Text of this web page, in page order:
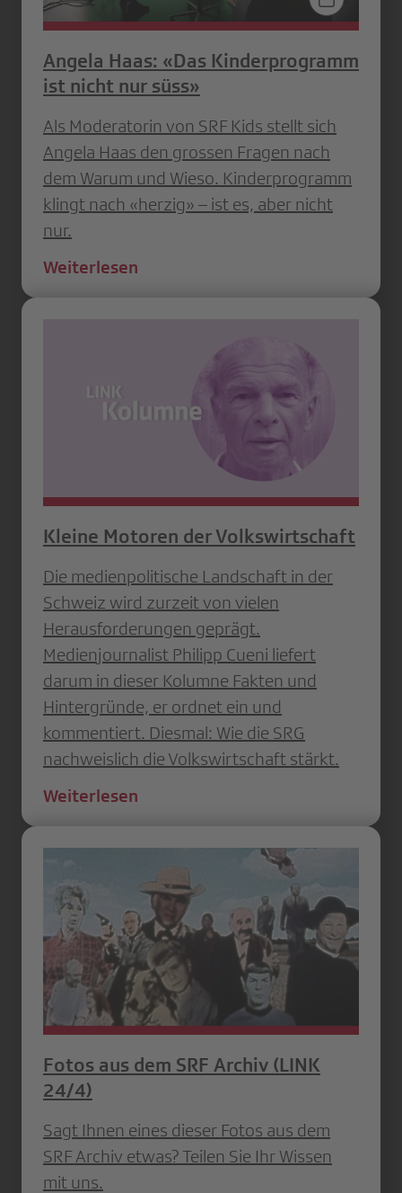
Angela Haas: «Das Kinderprogramm
ist nicht nur süss»
Als Moderatorin von SRF Kids stellt sich
Angela Haas den grossen Fragen nach
dem Warum und Wieso. Kinderprogramm
klingt nach «herzig» – ist es, aber nicht
nur.
Weiterlesen
Kleine Motoren der Volkswirtschaft
Die medienpolitische Landschaft in der
Schweiz wird zurzeit von vielen
Herausforderungen geprägt.
Medienjournalist Philipp Cueni liefert
darum in dieser Kolumne Fakten und
Hintergründe, er ordnet ein und
kommentiert. Diesmal: Wie die SRG
nachweislich die Volkswirtschaft stärkt.
Weiterlesen
Fotos aus dem SRF Archiv (LINK
24/4)
Sagt Ihnen eines dieser Fotos aus dem
SRF Archiv etwas? Teilen Sie Ihr Wissen
mit uns.